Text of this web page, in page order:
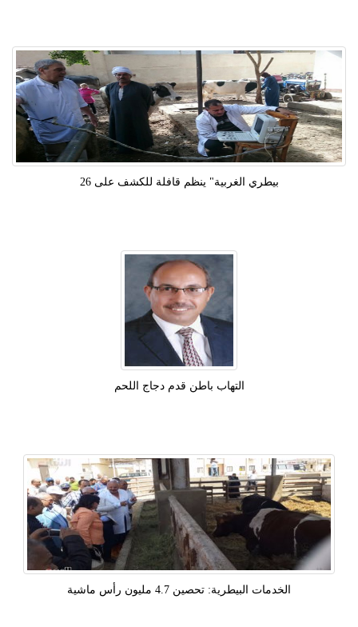
بيطري الغربية" ينظم قافلة للكشف على 26
التهاب باطن قدم دجاج اللحم
الخدمات البيطرية: تحصين 4.7 مليون رأس ماشية